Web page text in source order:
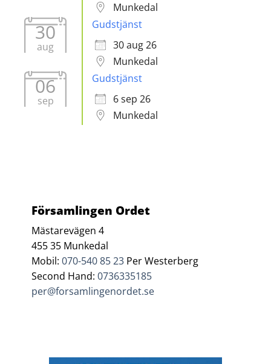
Munkedal
30
aug
Gudstjänst
30 aug 26
Munkedal
06
sep
Gudstjänst
6 sep 26
Munkedal
Församlingen Ordet
Mästarevägen 4
455 35 Munkedal
Mobil:070-540 85 23 Per Westerberg
Second Hand:0736335185
per@forsamlingenordet.se